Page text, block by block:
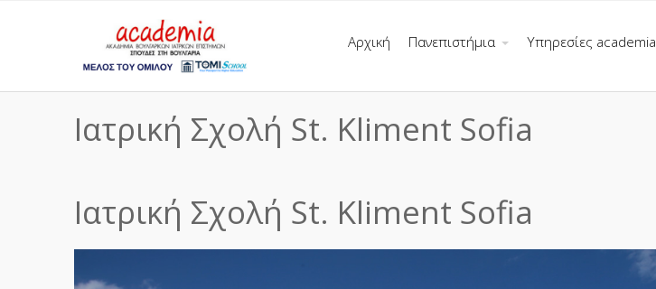
Αρχική Πανεπιστήμια Υπηρεσίες academia
Ιατρική Σχολή St. Kliment Sofia
Ιατρική Σχολή St. Kliment Sofia